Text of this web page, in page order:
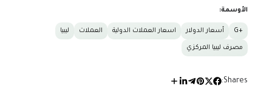
الأوسمة:
+G أسعار الدولار اسعار العملات الدولية العملات ليبيا
مصرف ليبيا المركزي
Shares: